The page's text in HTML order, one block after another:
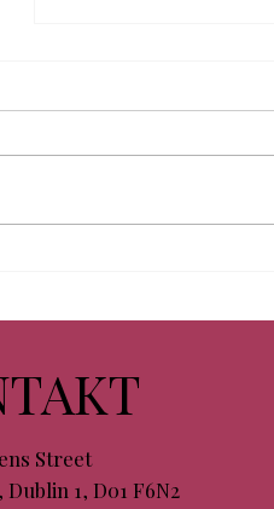
Emigracji”
Street
1, D01 F6N2